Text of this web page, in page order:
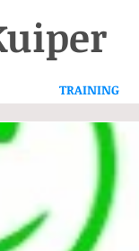
TRAINING